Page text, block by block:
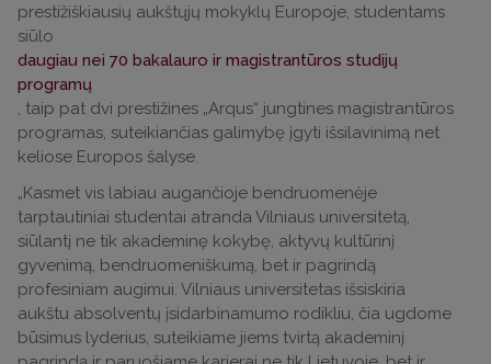
prestižiškiausių aukštųjų mokyklų Europoje, studentams
siūlo
daugiau nei 70 bakalauro ir magistrantūros studijų
programų
, taip pat dvi prestižines „Arqus“ jungtines magistrantūros
programas, suteikiančias galimybę įgyti išsilavinimą net
keliose Europos šalyse.
„Kasmet vis labiau augančioje bendruomenėje
tarptautiniai studentai atranda Vilniaus universitetą,
siūlantį ne tik akademinę kokybę, aktyvų kultūrinį
gyvenimą, bendruomeniškumą, bet ir pagrindą
profesiniam augimui. Vilniaus universitetas išsiskiria
aukštu absolventų įsidarbinamumo rodikliu, čia ugdome
būsimus lyderius, suteikiame jiems tvirtą akademinį